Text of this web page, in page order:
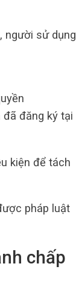
người sử dụng
đăng ký tại
kiện để tách
pháp luật
chấp